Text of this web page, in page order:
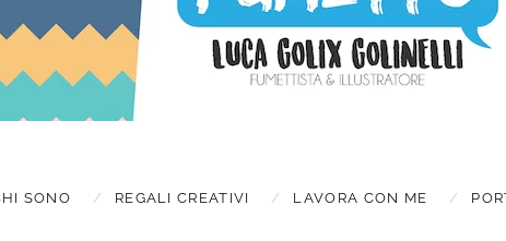
SONO REGALI CREATIVI LAVORA CON ME